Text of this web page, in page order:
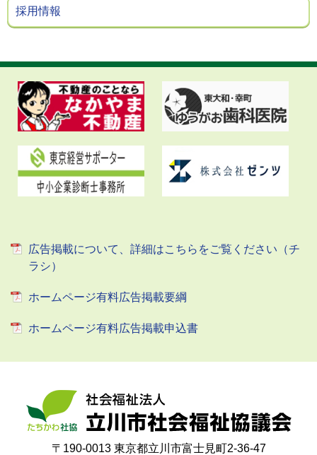
採用情報
広告掲載について、詳細はこちらをご覧ください（チ
ラシ）
ホームページ有料広告掲載要綱
ホームページ有料広告掲載申込書
〒190-0013 東京都立川市富士見町2-36-47